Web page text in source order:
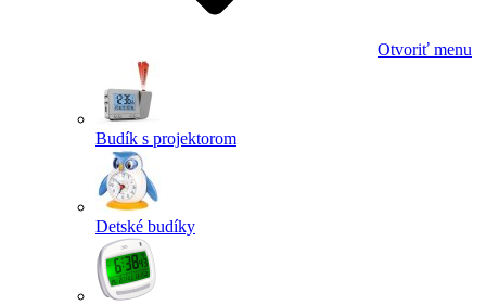
Otvoriť menu
Budík s projektorom
Detské budíky